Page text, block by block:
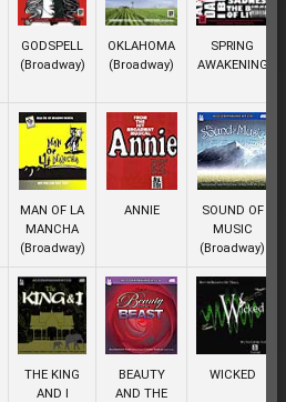
GODSPELL
(Broadway)
OKLAHOMA
(Broadway)
SPRING
AWAKENING
MAN OF LA
MANCHA
(Broadway)
ANNIE
SOUND OF
MUSIC
(Broadway)
THE KING
AND I
BEAUTY
AND THE
WICKED